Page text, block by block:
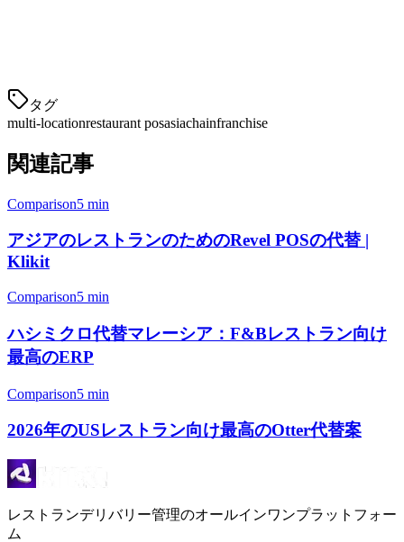
タグ
multi-locationrestaurant posasiachainfranchise
関連記事
Comparison5 min
アジアのレストランのためのRevel POSの代替 |
Klikit
Comparison5 min
ハシミクロ代替マレーシア：F&Bレストラン向け
最高のERP
Comparison5 min
2026年のUSレストラン向け最高のOtter代替案
レストランデリバリー管理のオールインワンプラットフォー
ム